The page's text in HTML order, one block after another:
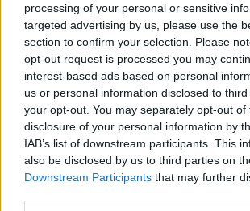
processing of your personal or sensitive
targeted advertising by us, please use the
section to confirm your selection. Please
opt-out request is processed you may
interest-based ads based on personal
us or personal information disclosed to
your opt-out. You may separately opt-out of
disclosure of your personal information by
IAB’s list of downstream participants. This
also be disclosed by us to third parties on
Downstream Participants that may further
AREZZO —Somministrava alcolici a minori di
denunciato.
Tutto è partito dalla segnalazionedel genitore
circa un mese fa: si è rivolto alla polizia
che la figlia era tornata a casa mostrando
ebbrezzadovuta a sostanze alcoliche.
E' quindi partita l’attività d’indagine da parte